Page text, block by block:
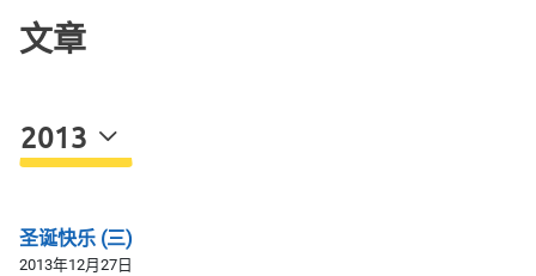
文章
2013
圣诞快乐 (三)
2013年12月27日